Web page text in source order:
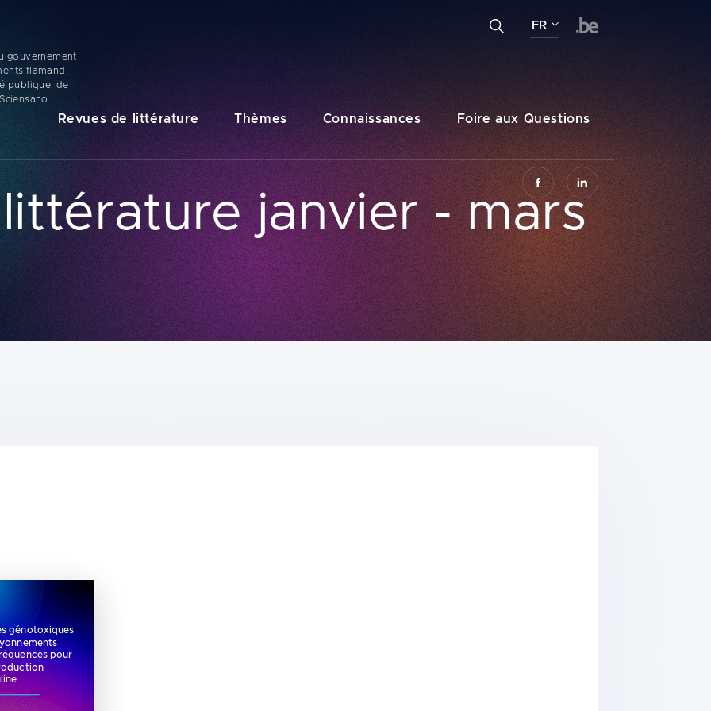
gouvernement
flamand,
publique, de
Navigation
principale
Revues de littérature Thèmes Connaissances Foire aux Questions
Entrez un terme de recherche...
Recherche
FR
janvier - mars
génotoxiques
pour